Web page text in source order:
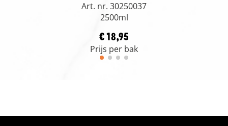
Art. nr. 30250037
2500ml
€ 18,95
Prijs per bak